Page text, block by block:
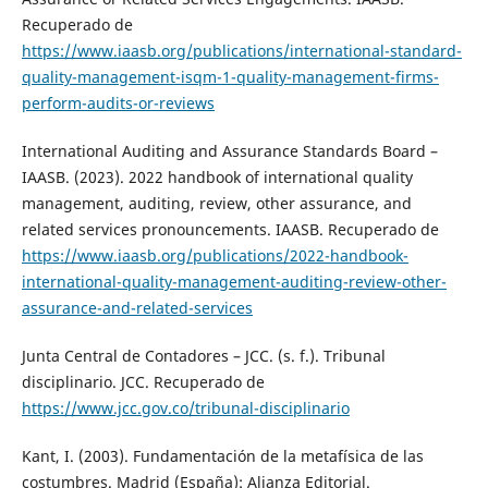
Recuperado de
https://www.iaasb.org/publications/international-standard-
quality-management-isqm-1-quality-management-firms-
perform-audits-or-reviews
International Auditing and Assurance Standards Board –
IAASB. (2023). 2022 handbook of international quality
management, auditing, review, other assurance, and
related services pronouncements. IAASB. Recuperado de
https://www.iaasb.org/publications/2022-handbook-
international-quality-management-auditing-review-other-
assurance-and-related-services
Junta Central de Contadores – JCC. (s. f.). Tribunal
disciplinario. JCC. Recuperado de
https://www.jcc.gov.co/tribunal-disciplinario
Kant, I. (2003). Fundamentación de la metafísica de las
costumbres. Madrid (España): Alianza Editorial.